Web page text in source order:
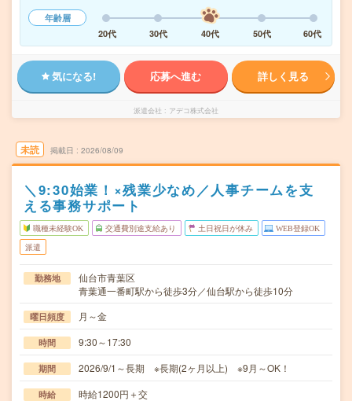
年齢層
20代
30代 40代 50代 60代
気になる! 応募へ進む 詳しく見る
派遣会社 アデコ株式会社
未読 掲載日 2026/08/09
＼9:30始業！×残業少なめ／人事チームを支
える事務サポート
職種未経験OK 交通費別途支給あり 土日祝日が休み WEB登録OK
派遣
勤務地
仙台市青葉区
青葉通一番町駅から徒歩3分／仙台駅から徒歩10分
曜日頻度 月～金
時間 9:30～17:30
期間 2026/9/1～長期 ※長期(2ヶ月以上) ※9月～OK！
時給 時給1200円＋交